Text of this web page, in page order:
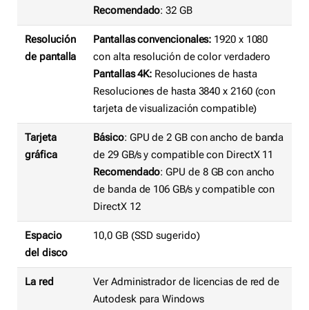
Recomendado: 32 GB
Resolución
de pantalla
Pantallas convencionales: 1920 x 1080
con alta resolución de color verdadero
Pantallas 4K: Resoluciones de hasta
Resoluciones de hasta 3840 x 2160 (con
tarjeta de visualización compatible)
Tarjeta
gráfica
Básico: GPU de 2 GB con ancho de banda
de 29 GB/s y compatible con DirectX 11
Recomendado: GPU de 8 GB con ancho
de banda de 106 GB/s y compatible con
DirectX 12
Espacio
del disco
10,0 GB (SSD sugerido)
La red
Ver Administrador de licencias de red de
Autodesk para Windows